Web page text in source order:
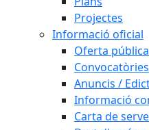
Projectes
Informació oficial
Oferta
Convocatòries
Anuncis /
Informació
Carta de